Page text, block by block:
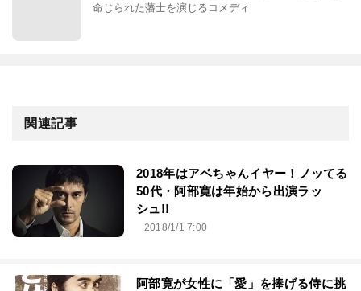
命じられた藩士を演じるコメディ
関連記事
2018年はアベちゃんイヤー！ノッてる
50代・阿部寛は年始から出演ラッ
シュ!!
2018/1/1 7:00
阿部寛が女性に「愛」を捧げる侍に挑